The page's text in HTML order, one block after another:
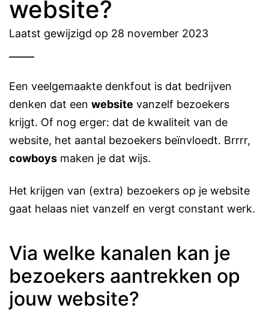
website?
Laatst gewijzigd op 28 november 2023
Een veelgemaakte denkfout is dat bedrijven
denken dat een website vanzelf bezoekers
krijgt. Of nog erger: dat de kwaliteit van de
website, het aantal bezoekers beïnvloedt. Brrrr,
cowboys maken je dat wijs.
Het krijgen van (extra) bezoekers op je website
gaat helaas niet vanzelf en vergt constant werk.
Via welke kanalen kan je
bezoekers aantrekken op
jouw website?